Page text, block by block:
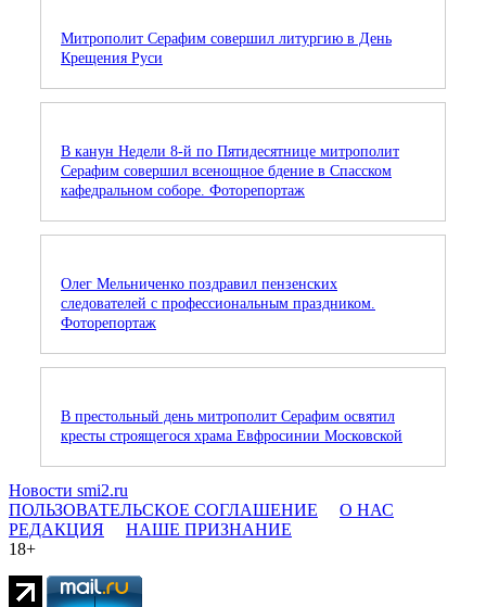
Митрополит Серафим совершил литургию в День
Крещения Руси
В канун Недели 8-й по Пятидесятнице митрополит
Серафим совершил всенощное бдение в Спасском
кафедральном соборе. Фоторепортаж
Олег Мельниченко поздравил пензенских
следователей с профессиональным праздником.
Фоторепортаж
В престольный день митрополит Серафим освятил
кресты строящегося храма Евфросинии Московской
Новости smi2.ru
ПОЛЬЗОВАТЕЛЬСКОЕ СОГЛАШЕНИЕ
О НАС
РЕДАКЦИЯ
НАШЕ ПРИЗНАНИЕ
18+